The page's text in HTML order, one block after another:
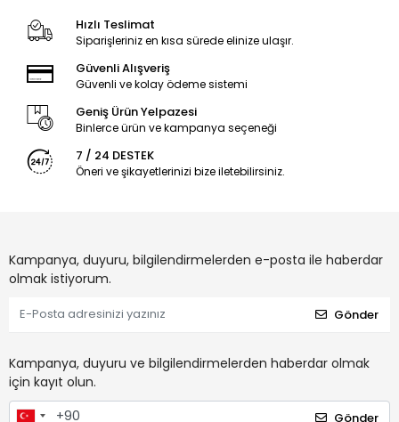
Hızlı Teslimat
Siparişleriniz en kısa sürede elinize ulaşır.
Güvenli Alışveriş
Güvenli ve kolay ödeme sistemi
Geniş Ürün Yelpazesi
Binlerce ürün ve kampanya seçeneği
7 / 24 DESTEK
Öneri ve şikayetlerinizi bize iletebilirsiniz.
Kampanya, duyuru, bilgilendirmelerden e-posta ile haberdar
olmak istiyorum.
Gönder
Kampanya, duyuru ve bilgilendirmelerden haberdar olmak
için kayıt olun.
Gönder